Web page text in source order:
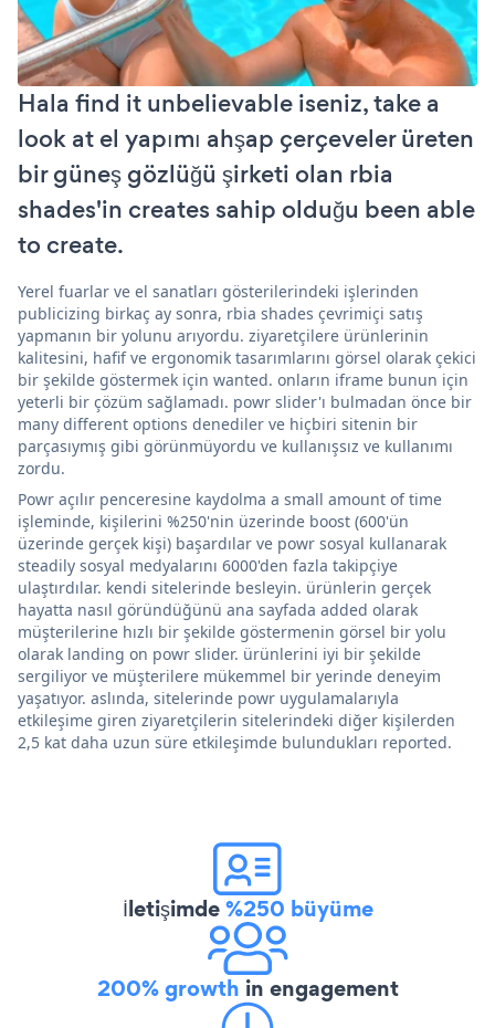
Hala find it unbelievable iseniz, take a
look at el yapımı ahşap çerçeveler üreten
bir güneş gözlüğü şirketi olan rbia
shades'in creates sahip olduğu been able
to create.
Yerel fuarlar ve el sanatları gösterilerindeki işlerinden
publicizing birkaç ay sonra, rbia shades çevrimiçi satış
yapmanın bir yolunu arıyordu. ziyaretçilere ürünlerinin
kalitesini, hafif ve ergonomik tasarımlarını görsel olarak çekici
bir şekilde göstermek için wanted. onların iframe bunun için
yeterli bir çözüm sağlamadı. powr slider'ı bulmadan önce bir
many different options denediler ve hiçbiri sitenin bir
parçasıymış gibi görünmüyordu ve kullanışsız ve kullanımı
zordu.
Powr açılır penceresine kaydolma a small amount of time
işleminde, kişilerini %250'nin üzerinde boost (600'ün
üzerinde gerçek kişi) başardılar ve powr sosyal kullanarak
steadily sosyal medyalarını 6000'den fazla takipçiye
ulaştırdılar. kendi sitelerinde besleyin. ürünlerin gerçek
hayatta nasıl göründüğünü ana sayfada added olarak
müşterilerine hızlı bir şekilde göstermenin görsel bir yolu
olarak landing on powr slider. ürünlerini iyi bir şekilde
sergiliyor ve müşterilere mükemmel bir yerinde deneyim
yaşatıyor. aslında, sitelerinde powr uygulamalarıyla
etkileşime giren ziyaretçilerin sitelerindeki diğer kişilerden
2,5 kat daha uzun süre etkileşimde bulundukları reported.
İletişimde%250 büyüme
200% growth in engagement